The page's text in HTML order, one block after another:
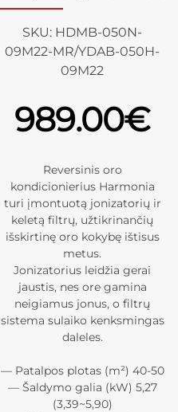
SKU: HDMB-050N-
09M22-MR/YDAB-050H-
09M22
989.00€
Reversinis oro
kondicionierius Harmonia
turi įmontuotą jonizatorių ir
keletą filtrų, užtikrinančių
išskirtinę oro kokybę ištisus
metus.
Jonizatorius leidžia gerai
jaustis, nes ore gamina
neigiamus jonus, o filtrų
sistema sulaiko kenksmingas
daleles.
— Patalpos plotas (m²) 40-50
— Šaldymo galia (kW) 5,27
(3,39~5,90)